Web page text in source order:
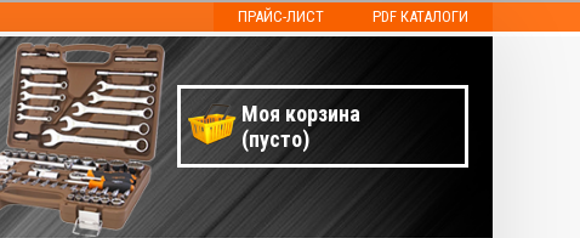
ПРАЙС-ЛИСТ PDF КАТАЛОГИ
Моя корзина
(пусто)